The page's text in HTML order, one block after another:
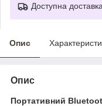
Доступна доставка
Опис
Опис
Портативний